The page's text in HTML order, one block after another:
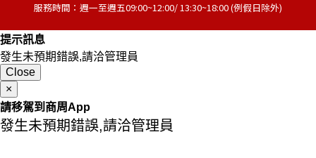
服務時間：週一至週五09:00~12:00/ 13:30~18:00 (例假日除外)
提示訊息
發生未預期錯誤,請洽管理員
Close
×
請移駕到商周App
發生未預期錯誤,請洽管理員